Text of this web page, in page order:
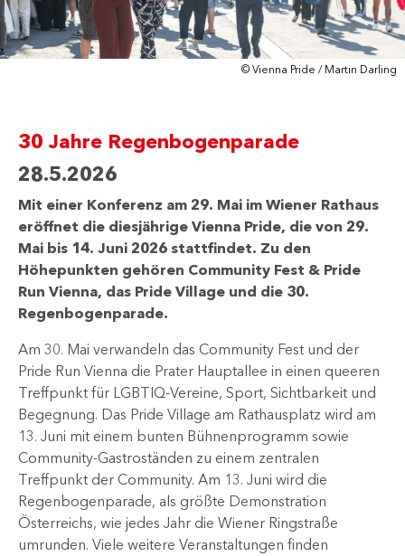
© Vienna Pride / Martin Darling
30 Jahre Regenbogenparade
28.5.2026
Mit einer Konferenz am 29. Mai im Wiener Rathaus
eröffnet die diesjährige Vienna Pride, die von 29.
Mai bis 14. Juni 2026 stattfindet. Zu den
Höhepunkten gehören Community Fest & Pride
Run Vienna, das Pride Village und die 30.
Regenbogenparade.
Am 30. Mai verwandeln das Community Fest und der
Pride Run Vienna die Prater Hauptallee in einen queeren
Treffpunkt für LGBTIQ-Vereine, Sport, Sichtbarkeit und
Begegnung. Das Pride Village am Rathausplatz wird am
13. Juni mit einem bunten Bühnenprogramm sowie
Community-Gastroständen zu einem zentralen
Treffpunkt der Community. Am 13. Juni wird die
Regenbogenparade, als größte Demonstration
Österreichs, wie jedes Jahr die Wiener Ringstraße
umrunden. Viele weitere Veranstaltungen finden